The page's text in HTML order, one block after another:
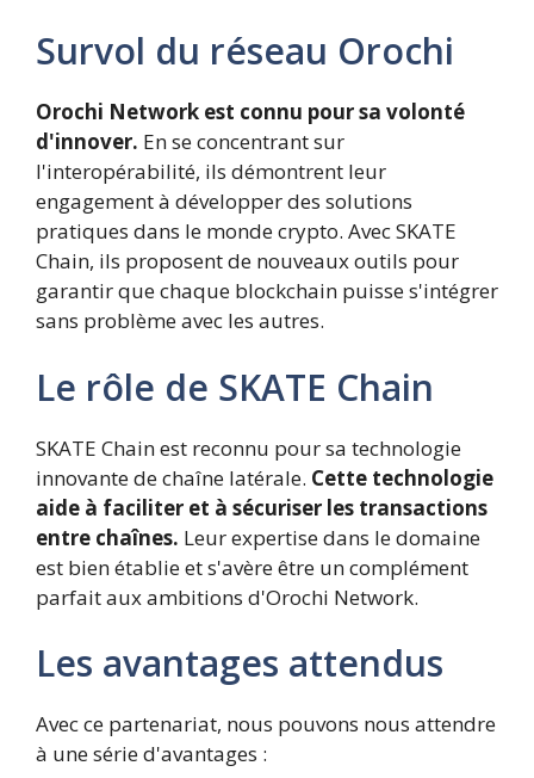
Survol du réseau Orochi
Orochi Network est connu pour sa volonté
d'innover. En se concentrant sur
l'interopérabilité, ils démontrent leur
engagement à développer des solutions
pratiques dans le monde crypto. Avec SKATE
Chain, ils proposent de nouveaux outils pour
garantir que chaque blockchain puisse s'intégrer
sans problème avec les autres.
Le rôle de SKATE Chain
SKATE Chain est reconnu pour sa technologie
innovante de chaîne latérale. Cette technologie
aide à faciliter et à sécuriser les transactions
entre chaînes. Leur expertise dans le domaine
est bien établie et s'avère être un complément
parfait aux ambitions d'Orochi Network.
Les avantages attendus
Avec ce partenariat, nous pouvons nous attendre
à une série d'avantages :